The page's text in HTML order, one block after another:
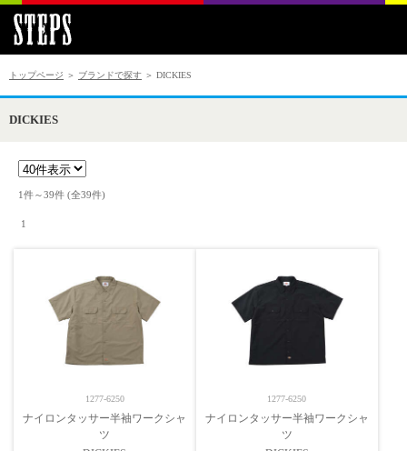
トップページ ＞ ブランドで探す ＞ DICKIES
DICKIES
1件～39件 (全39件)
1
1277-6250
ナイロンタッサー半袖ワークシャ
ツ
1277-6250
ナイロンタッサー半袖ワークシャ
ツ